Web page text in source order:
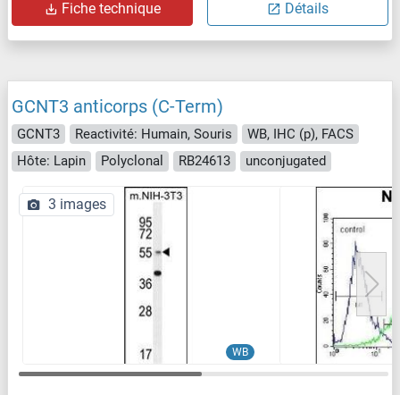
Fiche technique Détails
GCNT3 anticorps (C-Term)
GCNT3 Reactivité: Humain, Souris
WB, IHC (p), FACS
Hôte: Lapin
Polyclonal RB24613 unconjugated
WB
3 images